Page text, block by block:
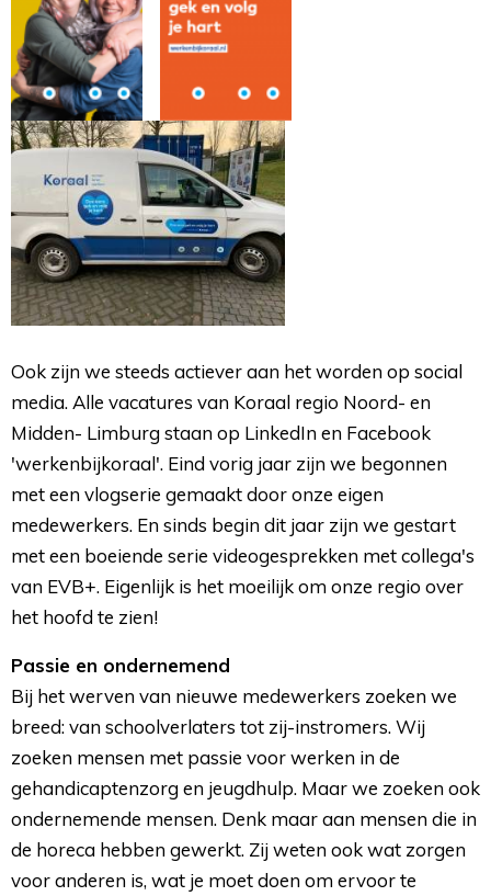
Ook zijn we steeds actiever aan het worden op social
media. Alle vacatures van Koraal regio Noord- en
Midden- Limburg staan op LinkedIn en Facebook
'werkenbijkoraal'. Eind vorig jaar zijn we begonnen
met een vlogserie gemaakt door onze eigen
medewerkers. En sinds begin dit jaar zijn we gestart
met een boeiende serie videogesprekken met collega's
van EVB+. Eigenlijk is het moeilijk om onze regio over
het hoofd te zien!
Passie en ondernemend
Bij het werven van nieuwe medewerkers zoeken we
breed: van schoolverlaters tot zij-instromers. Wij
zoeken mensen met passie voor werken in de
gehandicaptenzorg en jeugdhulp. Maar we zoeken ook
ondernemende mensen. Denk maar aan mensen die in
de horeca hebben gewerkt. Zij weten ook wat zorgen
voor anderen is, wat je moet doen om ervoor te